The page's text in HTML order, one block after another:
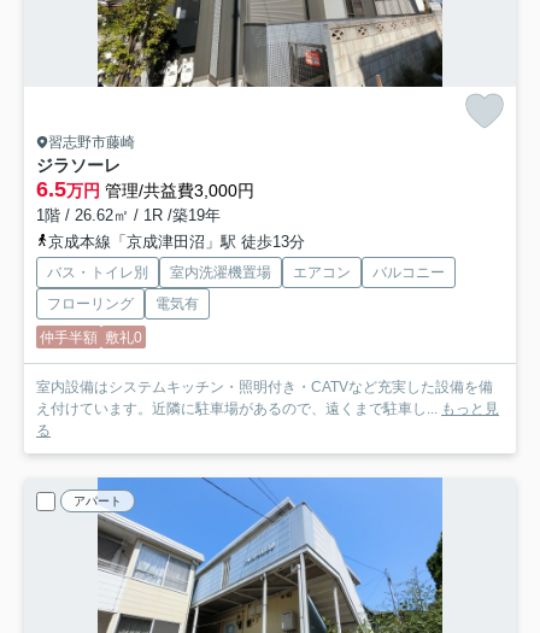
習志野市藤崎
ジラソーレ
6.5万円 管理/共益費3,000円
1階 / 26.62㎡ / 1R /築19年
京成本線「京成津田沼」駅 徒歩13分
バス・トイレ別 室内洗濯機置場 エアコン
バルコニー
フローリング
電気有
仲手半額 敷礼0
室内設備はシステムキッチン・照明付き・CATVなど充実した設備を備
え付けています。近隣に駐車場があるので、遠くまで駐車し... もっと見
る
アパート